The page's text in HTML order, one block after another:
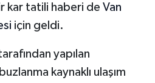
kar tatili haberi de Van
için geldi.
yapılan
kaynaklı ulaşım